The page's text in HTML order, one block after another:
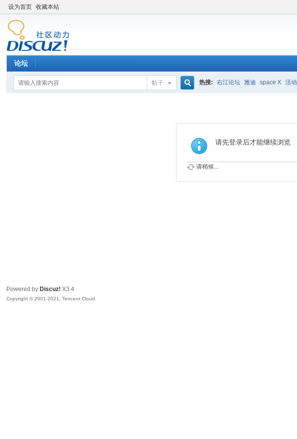
设为首页 收藏本站
论坛
帖子 热搜: 右江论坛 雅迪 space X 活动
请先登录后才能继续浏览
请稍候...
Powered by Discuz! X3.4
Copyright © 2001-2021, Tencent Cloud.